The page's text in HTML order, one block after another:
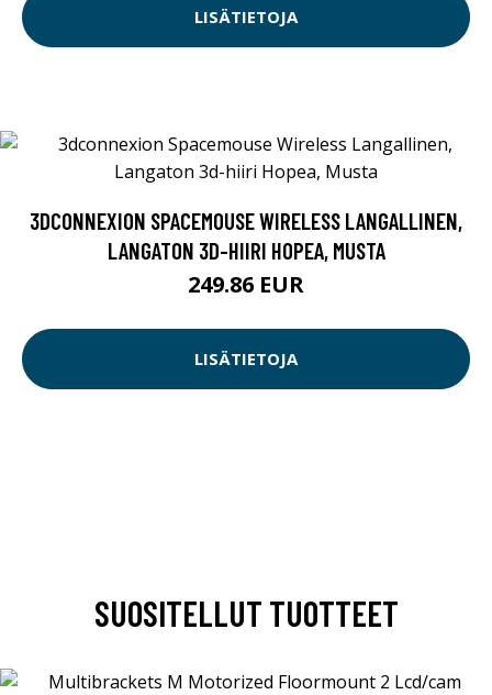
LISÄTIETOJA
3DCONNEXION SPACEMOUSE WIRELESS LANGALLINEN,
LANGATON 3D-HIIRI HOPEA, MUSTA
249.86 EUR
LISÄTIETOJA
SUOSITELLUT TUOTTEET